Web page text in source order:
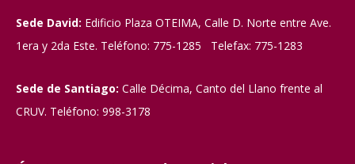
Sede David: Edificio Plaza OTEIMA, Calle D. Norte entre Ave.
1era y 2da Este. Teléfono: 775-1285 Telefax: 775-1283
Sede de Santiago: Calle Décima, Canto del Llano frente al
CRUV. Teléfono: 998-3178